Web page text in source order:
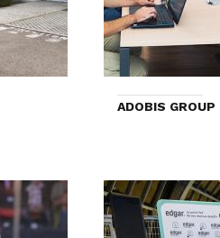
ADOBIS GROUP